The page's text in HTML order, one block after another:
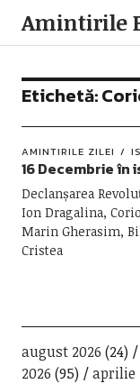
Amintirile
Etichetă:
AMINTIRILE ZILEI
16 Decembrie
Declanșarea
Ion Dragalina,
Marin Gherasim,
Cristea
august 2026 (24)
2026 (95) aprilie